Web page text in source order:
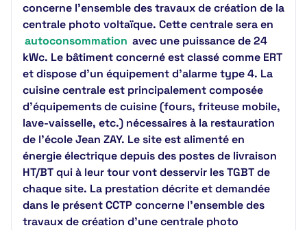
concerne l’ensemble des travaux de création de la
centrale photo voltaïque. Cette centrale sera en
autoconsommation avec une puissance de 24
kWc. Le bâtiment concerné est classé comme ERT
et dispose d'un équipement d'alarme type 4. La
cuisine centrale est principalement composée
d’équipements de cuisine (fours, friteuse mobile,
lave-vaisselle, etc.) nécessaires à la restauration
de l’école Jean ZAY. Le site est alimenté en
énergie électrique depuis des postes de livraison
HT/BT qui à leur tour vont desservir les TGBT de
chaque site. La prestation décrite et demandée
dans le présent CCTP concerne l’ensemble des
travaux de création d’une centrale photo